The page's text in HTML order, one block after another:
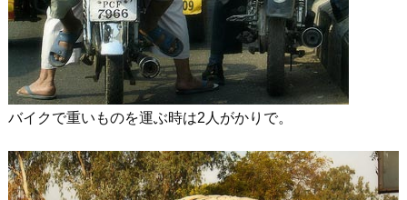
バイクで重いものを運ぶ時は2人がかりで。